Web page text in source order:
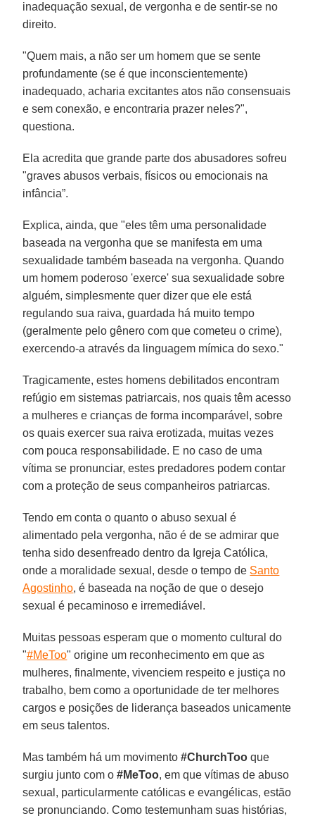
inadequação sexual, de vergonha e de sentir-se no
direito.
"Quem mais, a não ser um homem que se sente
profundamente (se é que inconscientemente)
inadequado, acharia excitantes atos não consensuais
e sem conexão, e encontraria prazer neles?",
questiona.
Ela acredita que grande parte dos abusadores sofreu
"graves abusos verbais, físicos ou emocionais na
infância”.
Explica, ainda, que "eles têm uma personalidade
baseada na vergonha que se manifesta em uma
sexualidade também baseada na vergonha. Quando
um homem poderoso 'exerce' sua sexualidade sobre
alguém, simplesmente quer dizer que ele está
regulando sua raiva, guardada há muito tempo
(geralmente pelo gênero com que cometeu o crime),
exercendo-a através da linguagem mímica do sexo."
Tragicamente, estes homens debilitados encontram
refúgio em sistemas patriarcais, nos quais têm acesso
a mulheres e crianças de forma incomparável, sobre
os quais exercer sua raiva erotizada, muitas vezes
com pouca responsabilidade. E no caso de uma
vítima se pronunciar, estes predadores podem contar
com a proteção de seus companheiros patriarcas.
Tendo em conta o quanto o abuso sexual é
alimentado pela vergonha, não é de se admirar que
tenha sido desenfreado dentro da Igreja Católica,
onde a moralidade sexual, desde o tempo de Santo
Agostinho, é baseada na noção de que o desejo
sexual é pecaminoso e irremediável.
Muitas pessoas esperam que o momento cultural do
"#MeToo" origine um reconhecimento em que as
mulheres, finalmente, vivenciem respeito e justiça no
trabalho, bem como a oportunidade de ter melhores
cargos e posições de liderança baseados unicamente
em seus talentos.
Mas também há um movimento#ChurchToo que
surgiu junto com o#MeToo, em que vítimas de abuso
sexual, particularmente católicas e evangélicas, estão
se pronunciando. Como testemunham suas histórias,